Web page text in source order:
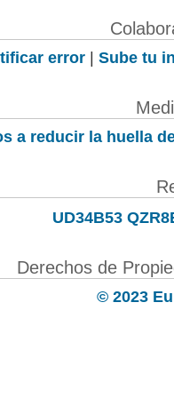
error | Sube tu
a reducir la huella
UD34B53
Derechos de
© 2023